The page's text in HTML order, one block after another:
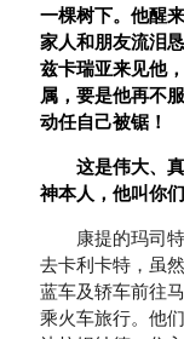
一棵树下。他醒
家人和朋友流泪
兹卡瑞亚来见他
属，要是他再不
动任自己被锯！
这是伟大、
神本人，他叫你
康提的玛司
去卡利卡特，虽
蓝车及轿车前往
乘火车旅行。他